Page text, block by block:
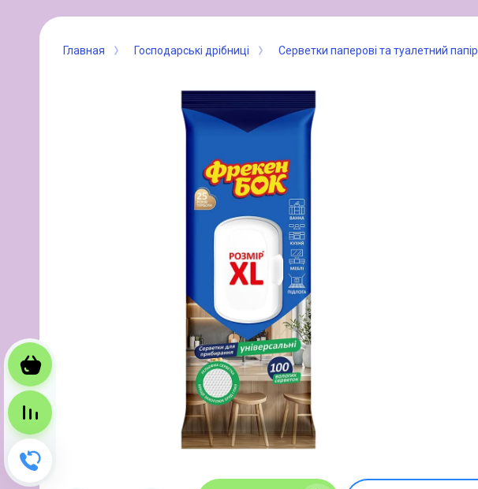
Главная Господарські дрібниці Серветки паперові та туалетний папір